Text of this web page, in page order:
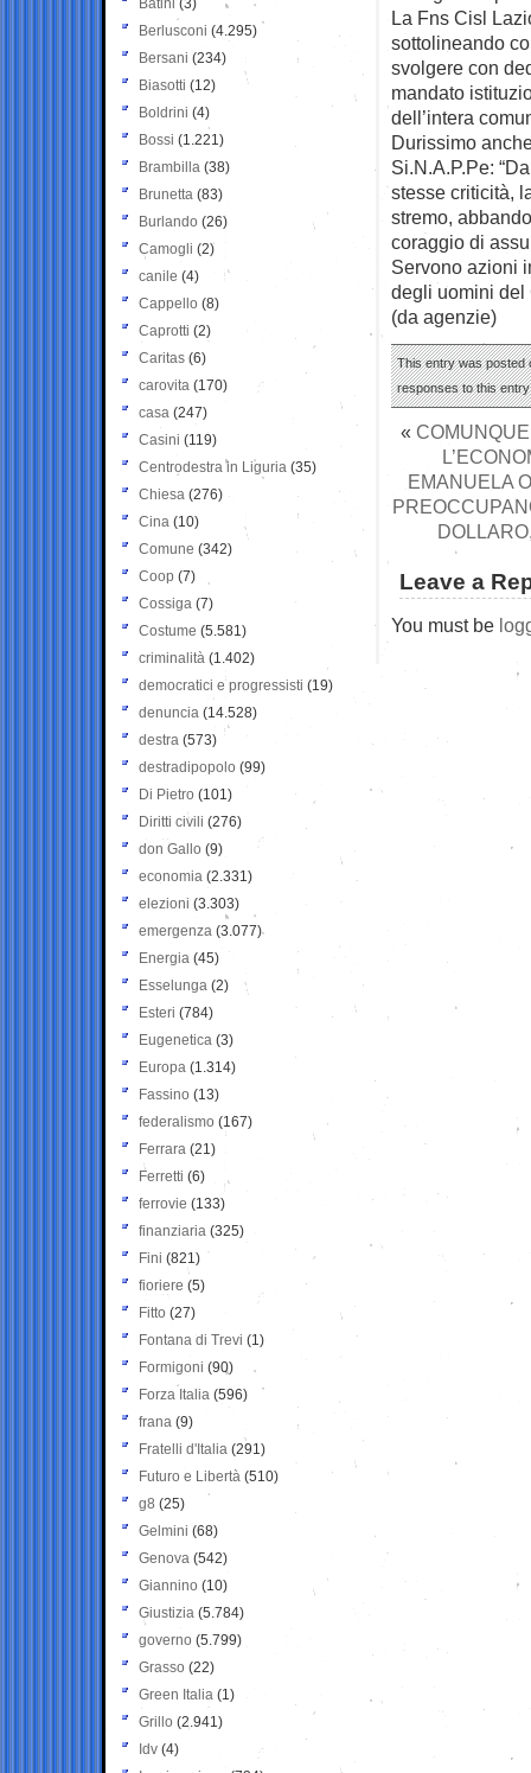
La Fns Cisl
sottolineando
svolgere con
mandato
dell’intera
Durissimo
Si.N.A.P.Pe:
stesse criticità,
stremo,
coraggio di
Servono azioni
degli uomini del
(da agenzie)
This entry was posted
responses to this
«
EMANUELA
Leave a
You must be
Batini (3)
Berlusconi (4.295)
Bersani (234)
Biasotti (12)
Boldrini (4)
Bossi (1.221)
Brambilla (38)
Brunetta (83)
Burlando (26)
Camogli (2)
canile (4)
Cappello (8)
Caprotti (2)
Caritas (6)
carovita (170)
casa (247)
Casini (119)
Centrodestra in Liguria (35)
Chiesa (276)
Cina (10)
Comune (342)
Coop (7)
Cossiga (7)
Costume (5.581)
criminalità (1.402)
democratici e progressisti (19)
denuncia (14.528)
destra (573)
destradipopolo (99)
Di Pietro (101)
Diritti civili (276)
don Gallo (9)
economia (2.331)
elezioni (3.303)
emergenza (3.077)
Energia (45)
Esselunga (2)
Esteri (784)
Eugenetica (3)
Europa (1.314)
Fassino (13)
federalismo (167)
Ferrara (21)
Ferretti (6)
ferrovie (133)
finanziaria (325)
Fini (821)
fioriere (5)
Fitto (27)
Fontana di Trevi (1)
Formigoni (90)
Forza Italia (596)
frana (9)
Fratelli d'Italia (291)
Futuro e Libertà (510)
g8 (25)
Gelmini (68)
Genova (542)
Giannino (10)
Giustizia (5.784)
governo (5.799)
Grasso (22)
Green Italia (1)
Grillo (2.941)
Idv (4)